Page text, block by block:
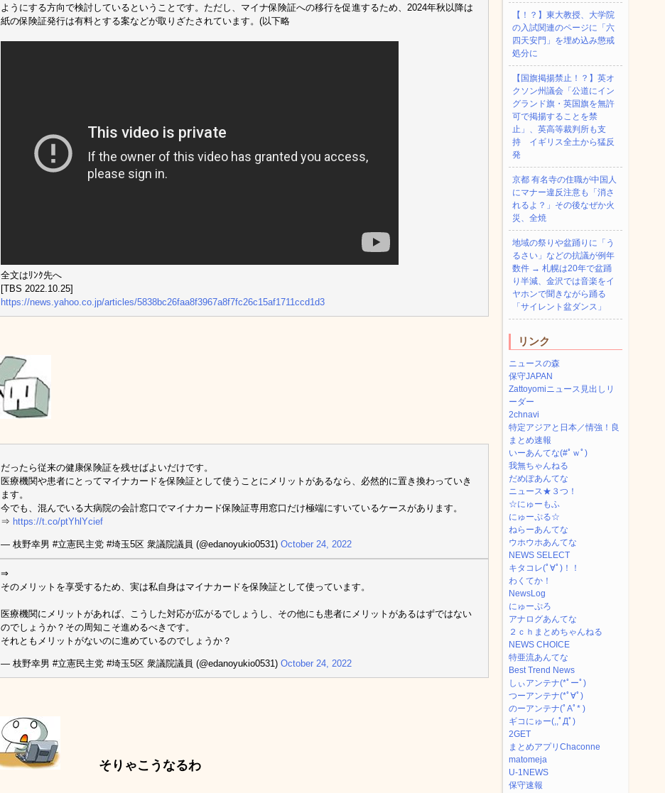
ようにする方向で検討しているということです。ただし、マイナ保険証への移行を促進するため、2024年秋以降は
紙の保険証発行は有料とする案などが取りざたされています。(以下略
全文はﾘﾝｸ先へ
[TBS 2022.10.25]
https://news.yahoo.co.jp/articles/5838bc26faa8f3967a8f7fc26c15af1711ccd1d3
だったら従来の健康保険証を残せばよいだけです。
医療機関や患者にとってマイナカードを保険証として使うことにメリットがあるなら、必然的に置き換わっていき
ます。
今でも、混んでいる大病院の会計窓口でマイナカード保険証専用窓口だけ極端にすいているケースがあります。
⇒ https://t.co/ptYhlYcief
— 枝野幸男 #立憲民主党 #埼玉5区 衆議院議員 (@edanoyukio0531) October 24, 2022
⇒
そのメリットを享受するため、実は私自身はマイナカードを保険証として使っています。
医療機関にメリットがあれば、こうした対応が広がるでしょうし、その他にも患者にメリットがあるはずではない
のでしょうか？その周知こそ進めるべきです。
それともメリットがないのに進めているのでしょうか？
— 枝野幸男 #立憲民主党 #埼玉5区 衆議院議員 (@edanoyukio0531) October 24, 2022
そりゃこうなるわ
【！？】東大教授、大学院
の入試関連のページに「六
四天安門」を埋め込み懲戒
処分に
【国旗掲揚禁止！？】英オ
クソン州議会「公道にイン
グランド旗・英国旗を無許
可で掲揚することを禁
止」、英高等裁判所も支
持 イギリス全土から猛反
発
京都 有名寺の住職が中国人
にマナー違反注意も「消さ
れるよ？」その後なぜか火
災、全焼
地域の祭りや盆踊りに「う
るさい」などの抗議が例年
数件 → 札幌は20年で盆踊
り半減、金沢では音楽をイ
ヤホンで聞きながら踊る
「サイレント盆ダンス」
リンク
ニュースの森
保守JAPAN
Zattoyomiニュース見出しリ
ーダー
2chnavi
特定アジアと日本／情強！良
まとめ速報
いーあんてな(#ﾟｗﾟ)
我無ちゃんねる
だめぽあんてな
ニュース★３つ！
☆にゅーもふ
にゅーぷる☆
ねらーあんてな
ウホウホあんてな
NEWS SELECT
キタコレ(ﾟ∀ﾟ)！！
わくてか！
NewsLog
にゅーぷろ
アナログあんてな
２ｃｈまとめちゃんねる
NEWS CHOICE
特亜流あんてな
Best Trend News
しぃアンテナ(*ﾟーﾟ)
つーアンテナ(*ﾟ∀ﾟ)
のーアンテナ(ﾟAﾟ* )
ギコにゅー(,,ﾟДﾟ)
2GET
まとめアプリChaconne
matomeja
U-1NEWS
保守速報